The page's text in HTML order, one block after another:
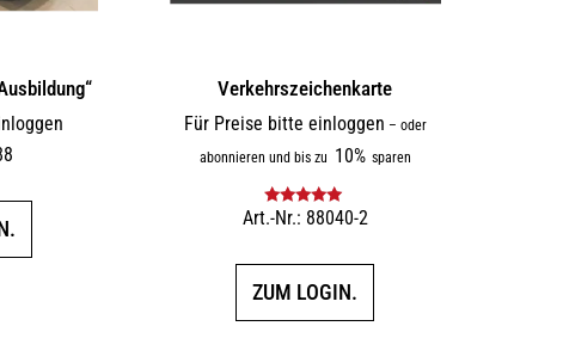
Verkehrszeichenkarte
Für Preise bitte einloggen – oder
abonnieren und bis zu 10% sparen
Bewertet mit
Art.-Nr.: 88040-2
ZUM LOGIN.